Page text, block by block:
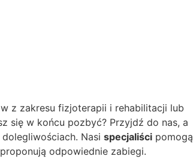
z zakresu fizjoterapii i rehabilitacji lub
się w końcu pozbyć? Przyjdź do nas, a
Nasi specjaliści pomogą
odpowiednie zabiegi.